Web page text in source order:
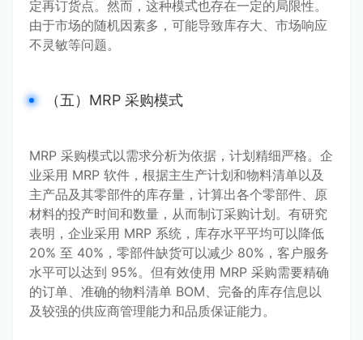
定再订货点。然而，这种模式也存在一定的局限性。
由于市场的随机因素多，可能导致库存大、市场响应
不灵敏等问题。
（五）MRP 采购模式
MRP 采购模式以需求分析为依据，计划精细严格。企
业采用 MRP 软件，根据主生产计划和物料清单以及
主产品及其零部件的库存量，计算出各个零部件、原
材料的投产时间和数量，从而制订采购计划。有研究
表明，企业采用 MRP 系统，库存水平平均可以降低
20% 至 40%，零部件缺货可以减少 80%，客户服务
水平可以达到 95%。但有效使用 MRP 采购需要精确
的订单、准确的物料清单 BOM、完备的库存信息以
及较强的供应商管理能力和品质保证能力。